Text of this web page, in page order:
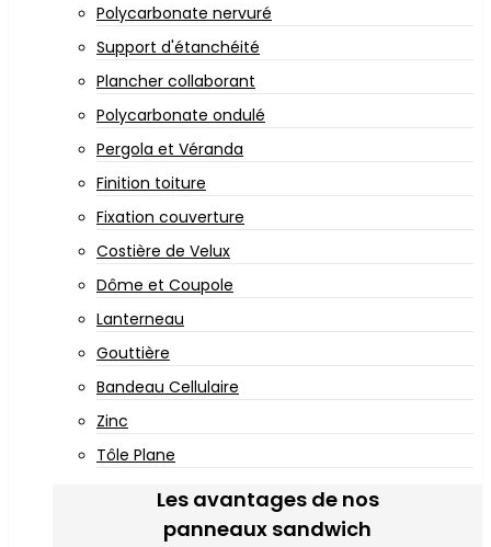
Polycarbonate nervuré
Support d'étanchéité
Plancher collaborant
Polycarbonate ondulé
Pergola et Véranda
Finition toiture
Fixation couverture
Costière de Velux
Dôme et Coupole
Lanterneau
Gouttière
Bandeau Cellulaire
Zinc
Tôle Plane
Les avantages de nos
panneaux sandwich